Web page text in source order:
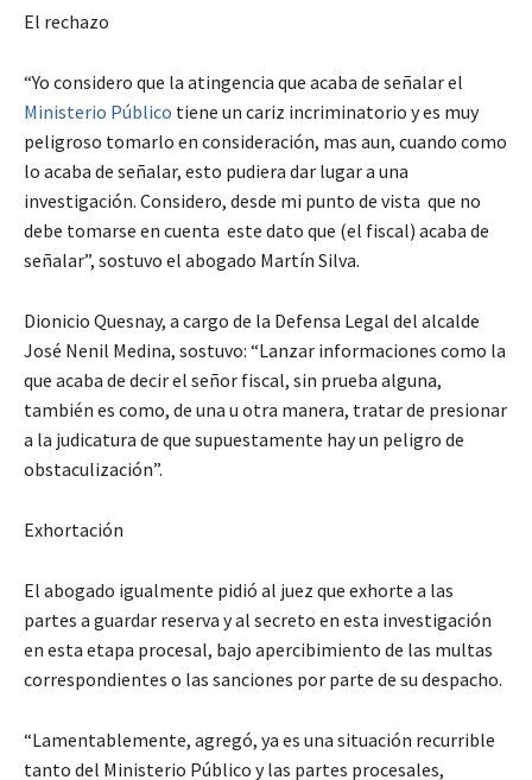
El rechazo
“Yo considero que la atingencia que acaba de señalar el
Ministerio Público tiene un cariz incriminatorio y es muy
peligroso tomarlo en consideración, mas aun, cuando como
lo acaba de señalar, esto pudiera dar lugar a una
investigación. Considero, desde mi punto de vista que no
debe tomarse en cuenta este dato que (el fiscal) acaba de
señalar”, sostuvo el abogado Martín Silva.
Dionicio Quesnay, a cargo de la Defensa Legal del alcalde
José Nenil Medina, sostuvo: “Lanzar informaciones como la
que acaba de decir el señor fiscal, sin prueba alguna,
también es como, de una u otra manera, tratar de presionar
a la judicatura de que supuestamente hay un peligro de
obstaculización”.
Exhortación
El abogado igualmente pidió al juez que exhorte a las
partes a guardar reserva y al secreto en esta investigación
en esta etapa procesal, bajo apercibimiento de las multas
correspondientes o las sanciones por parte de su despacho.
“Lamentablemente, agregó, ya es una situación recurrible
tanto del Ministerio Público y las partes procesales,